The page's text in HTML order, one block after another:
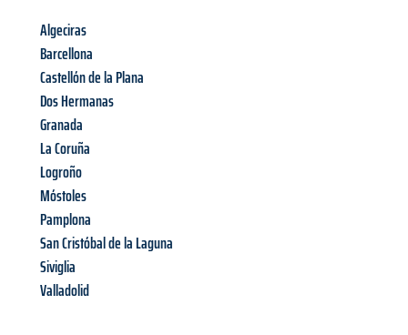
Algeciras
Barcellona
Castellón de la Plana
Dos Hermanas
Granada
La Coruña
Logroño
Móstoles
Pamplona
San Cristóbal de la Laguna
Siviglia
Valladolid